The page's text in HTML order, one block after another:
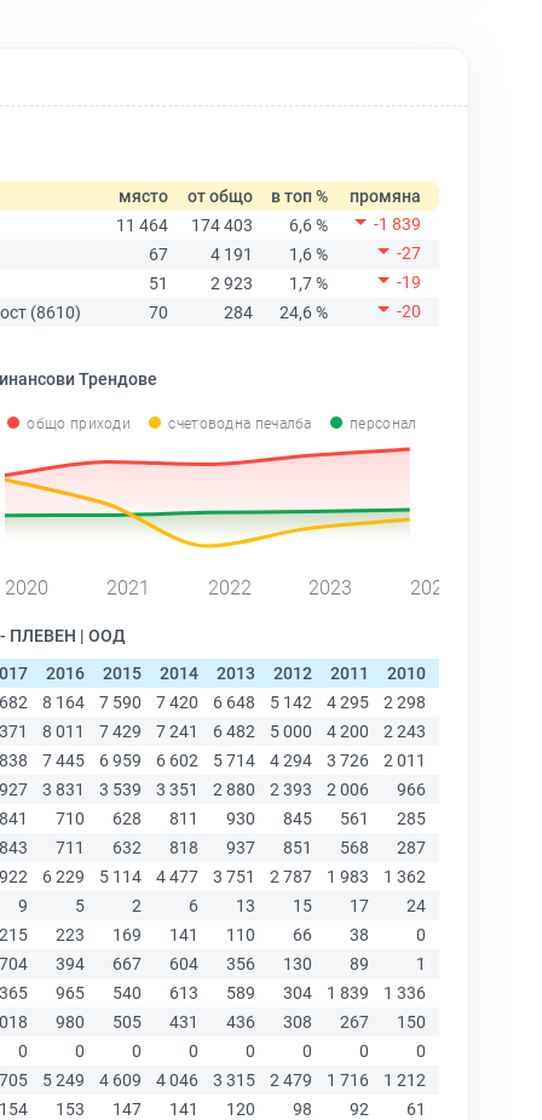
място от общо в топ %
промяна
11 464
174 403 6,6 %
-1 839
67
4 191 1,6 %
-27
51
2 923 1,7 %
-19
(8610)
70 284 24,6 % -20
Трендове
общо приходи счетоводна печалба персонал
2020 2021 2022 2023 2024
ПЛЕВЕН | ООД
2016 2015 2014 2013 2012 2011 2010